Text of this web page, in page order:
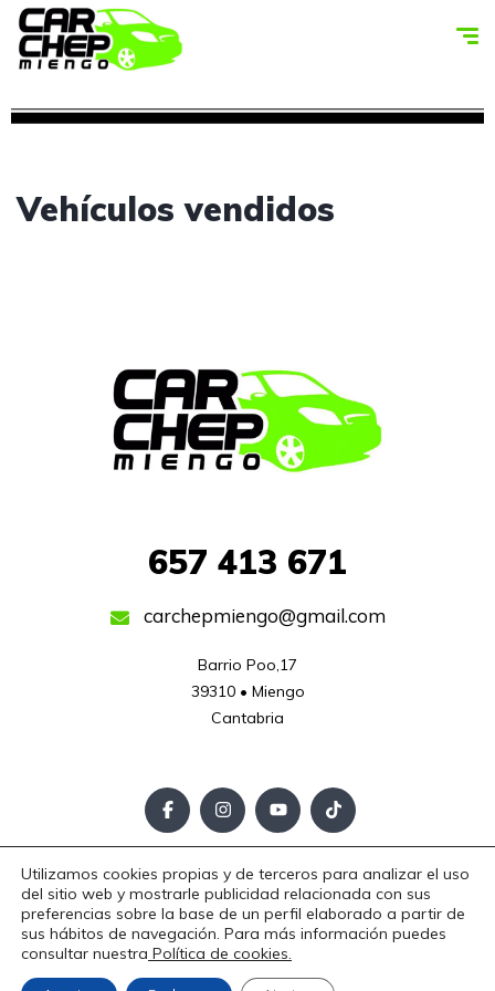
Vehículos vendidos
657 413 671
carchepmiengo@gmail.com
Barrio Poo,17
39310 • Miengo
Cantabria
Aviso LegalPolítica de PrivacidadPolítica de Cookies
Copyright © 2025. Todos los derechos reservados.
Diseño
Utilizamos cookies propias y de terceros para analizar el uso
del sitio web y mostrarle publicidad relacionada con sus
preferencias sobre la base de un perfil elaborado a partir de
sus hábitos de navegación. Para más información puedes
consultar nuestra Política de cookies.